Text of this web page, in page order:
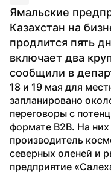
Ямальские
Казахстан на
продлится пять
включает два
сообщили в
18 и 19 мая для
запланировано
переговоры с
формате B2B. На
производитель
северных оленей и
предприятие